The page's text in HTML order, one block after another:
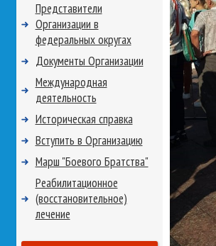
Представители
Организации в
федеральных округах
Документы Организации
Международная
деятельность
Историческая справка
Вступить в Организацию
Марш "Боевого Братства"
Реабилитационное
(восстановительное)
лечение